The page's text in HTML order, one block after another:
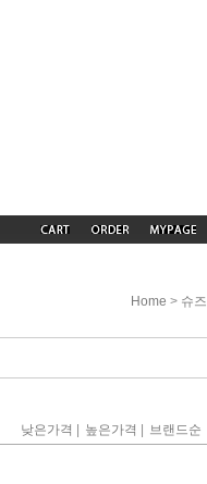
Home > 슈즈
낮은가격 | 높은가격 | 브랜드순